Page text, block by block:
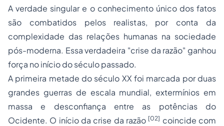
A verdade singular e o conhecimento único dos fatos
são combatidos pelos realistas, por conta da
complexidade das relações humanas na sociedade
pós-moderna. Essa verdadeira "crise da razão" ganhou
força no início do século passado.
A primeira metade do século XX foi marcada por duas
grandes guerras de escala mundial, extermínios em
massa e desconfiança entre as potências do
Ocidente. O início da crise da razão [02] coincide com